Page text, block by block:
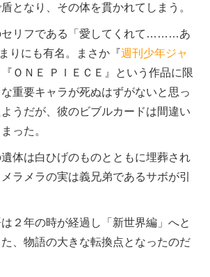
となり、その体を貫かれてしまう。
リフである「愛してくれて………あ
りにも有名。まさか『週刊少年ジャ
ＯＮＥ ＰＩＥＣＥ』という作品に限
重要キャラが死ぬはずがないと思っ
うだが、彼のビブルカードは間違い
った。
体は白ひげのものとともに埋葬され
ラメラの実は義兄弟であるサボが引
２年の時が経過し「新世界編」へと
、物語の大きな転換点となったのだ